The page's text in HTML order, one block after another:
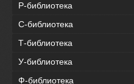
Р-библиотека
С-библиотека
Т-библиотека
У-библиотека
Ф-библиотека